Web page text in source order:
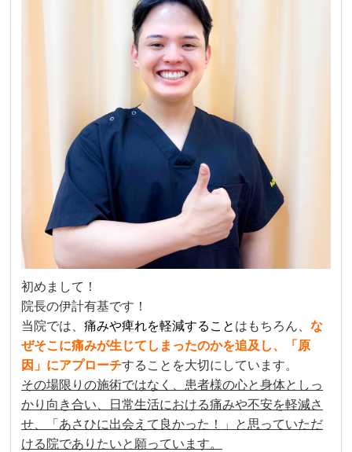
初めまして！
院長の伊計有基です！
当院では、痛みや痺れを軽減すること はもちろん、な
ぜそこに痛みが生じてしまったのかを追及し、「原
因」にアプローチすることを大切にしています。
その場限りの施術ではなく、患者様の心と身体としっ
かり向き合い、日常生活における痛みや不安を軽減さ
せ、「あさひに出会えて良かった！」と思っていただ
ける院でありたいと願っています。